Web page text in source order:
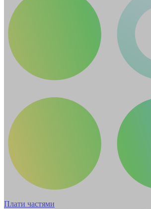
Плати частями